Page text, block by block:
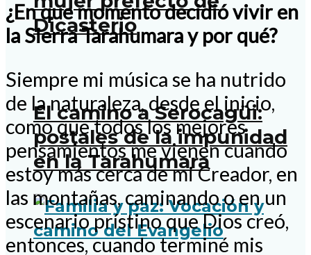
Dicasterio
El camino a Serocagüi:
postales de la impunidad
en la Tarahumara
¿En que momento decidió vivir en
la Sierra Tarahumara y por qué?
Siempre mi música se ha nutrido
de la naturaleza, desde el inicio,
como que todos los mejores
pensamientos me vienen cuando
estoy más cerca de mi Creador, en
las montañas, caminando o en un
escenario prístino que Dios creó,
entonces, cuando terminé mis